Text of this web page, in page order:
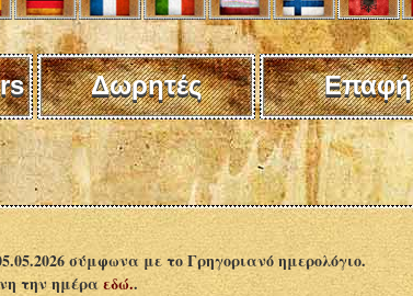
Δωρητές Επαφή
σύμφωνα με το Γρηγοριανό ημερολόγιο.
την ημέραεδώ..